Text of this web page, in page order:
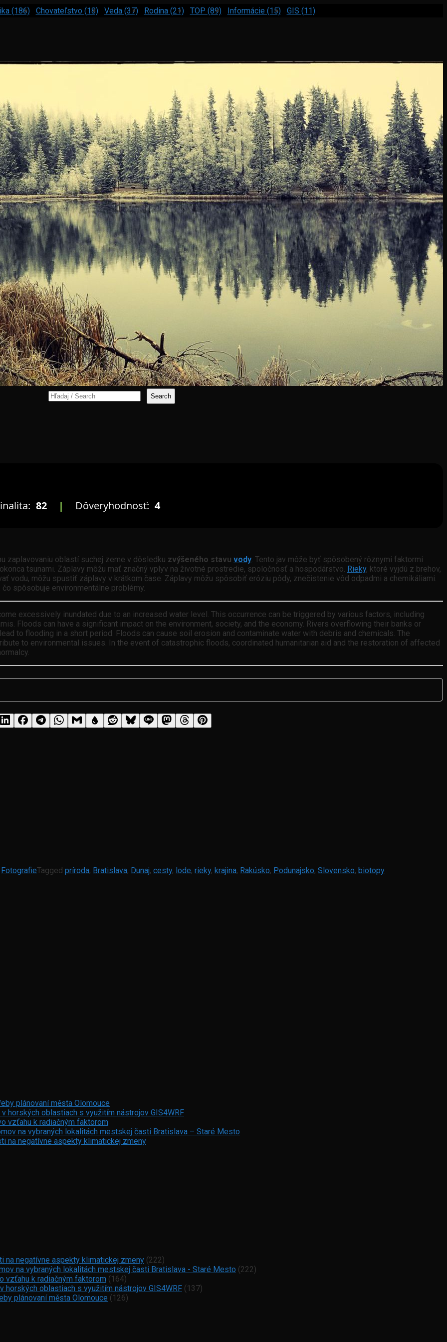
(186) Chovateľstvo (18) Veda (37) Rodina (21) TOP (89) Informácie (15) GIS (11)
Search
for:
82 | Dôveryhodnosť: 4
zaplavovaniu oblastí suchej zeme v dôsledku zvýšeného stavu vody. Tento jav môže byť spôsobený rôznymi faktormi
tsunami. Záplavy môžu mať značný vplyv na životné prostredie, spoločnosť a hospodárstvo. Rieky, ktoré vyjdú z brehov,
vodu, môžu spustiť záplavy v krátkom čase. Záplavy môžu spôsobiť eróziu pôdy, znečistenie vôd odpadmi a chemikáliami.
spôsobuje environmentálne problémy.
excessively inundated due to an increased water level. This occurrence can be triggered by various factors, including
Floods can have a significant impact on the environment, society, and the economy. Rivers overflowing their banks or
to flooding in a short period. Floods can cause soil erosion and contaminate water with debris and chemicals. The
to environmental issues. In the event of catastrophic floods, coordinated humanitarian aid and the restoration of affected
FotografieTagged príroda, Bratislava, Dunaj, cesty, lode, rieky, krajina, Rakúsko, Podunajsko, Slovensko, biotopy
plánovaní města Olomouce
horských oblastiach s využitím nástrojov GIS4WRF
vzťahu k radiačným faktorom
na vybraných lokalitách mestskej časti Bratislava – Staré Mesto
na negatívne aspekty klimatickej zmeny
na negatívne aspekty klimatickej zmeny (222)
na vybraných lokalitách mestskej časti Bratislava - Staré Mesto (222)
vzťahu k radiačným faktorom (164)
oblastiach s využitím nástrojov GIS4WRF (137)
plánovaní města Olomouce (126)